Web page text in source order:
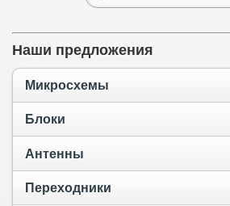
Наши предложения
Микросхемы
Блоки
Антенны
Переходники